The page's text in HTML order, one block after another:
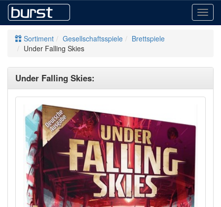
Sortiment
Gesellschaftsspiele
Brettspiele
Under Falling Skies
Under Falling Skies: